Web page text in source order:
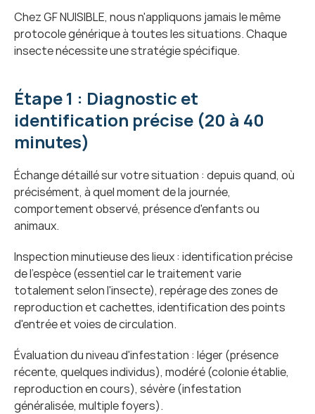
Chez GF NUISIBLE, nous n'appliquons jamais le même
protocole générique à toutes les situations. Chaque
insecte nécessite une stratégie spécifique.
Étape 1 : Diagnostic et
identification précise (20 à 40
minutes)
Échange détaillé sur votre situation : depuis quand, où
précisément, à quel moment de la journée,
comportement observé, présence d'enfants ou
animaux.
Inspection minutieuse des lieux : identification précise
de l'espèce (essentiel car le traitement varie
totalement selon l'insecte), repérage des zones de
reproduction et cachettes, identification des points
d'entrée et voies de circulation.
Évaluation du niveau d'infestation : léger (présence
récente, quelques individus), modéré (colonie établie,
reproduction en cours), sévère (infestation
généralisée, multiple foyers).